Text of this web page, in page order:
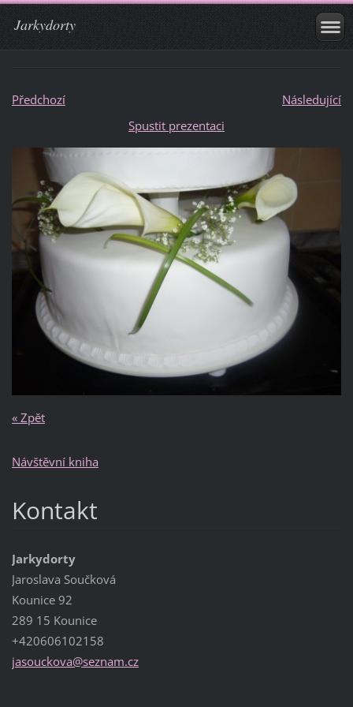
Jarkydorty
Předchozí
Následující
Spustit prezentaci
« Zpět
Návštěvní kniha
Kontakt
Jarkydorty
Jaroslava Součková
Kounice 92
289 15 Kounice
+420606102158
jasouckova@seznam.cz